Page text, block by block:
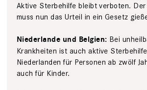
Aktive Sterbehilfe bleibt verboten.
muss nun das Urteil in ein Gesetz
Niederlande und Belgien: Bei
Krankheiten ist auch aktive
Niederlanden für Personen ab zwölf
auch für Kinder.